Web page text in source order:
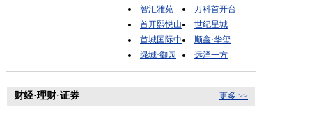
智汇雅苑
万科首开台
首开熙悦山
世纪星城
首城国际中
顺鑫·华玺
绿城·御园
远洋一方
更多 >>
财经·理财·证券